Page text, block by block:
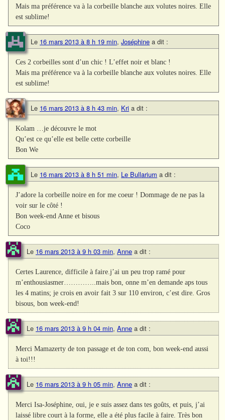
Mais ma préférence va à la corbeille blanche aux volutes noires. Elle
est sublime!
Le 16 mars 2013 à 8 h 19 min, Joséphine a dit :
Ces 2 corbeilles sont d’un chic ! L’effet noir et blanc !
Mais ma préférence va à la corbeille blanche aux volutes noires. Elle
est sublime!
Le 16 mars 2013 à 8 h 43 min, Kri a dit :
Kolam …je découvre le mot
Qu’est ce qu’elle est belle cette corbeille
Bon We
Le 16 mars 2013 à 8 h 51 min, Le Bullarium a dit :
J’adore la corbeille noire en for me coeur ! Dommage de ne pas la
voir sur le côté !
Bon week-end Anne et bisous
Coco
Le 16 mars 2013 à 9 h 03 min, Anne a dit :
Certes Laurence, difficile à faire.j’ai un peu trop ramé pour
m’enthousiasmer…………..mais bon, onne m’en demande aps tous
les 4 matins; je crois en avoir fait 3 sur 110 environ, c’est dire. Gros
bisous, bon week-end!
Le 16 mars 2013 à 9 h 04 min, Anne a dit :
Merci Mamazerty de ton passage et de ton com, bon week-end aussi
à toi!!!
Le 16 mars 2013 à 9 h 05 min, Anne a dit :
Merci Isa-Joséphine, oui, je e suis assez dans tes goûts, et puis, j’ai
laissé libre court à la forme, elle a été plus facile à faire. Très bon